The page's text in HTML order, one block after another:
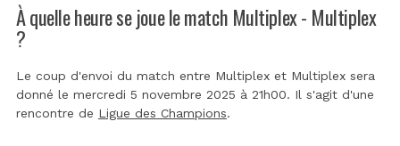
À quelle heure se joue le match Multiplex - Multiplex
?
Le coup d'envoi du match entre Multiplex et Multiplex sera
donné le mercredi 5 novembre 2025 à 21h00. Il s'agit d'une
rencontre de Ligue des Champions.